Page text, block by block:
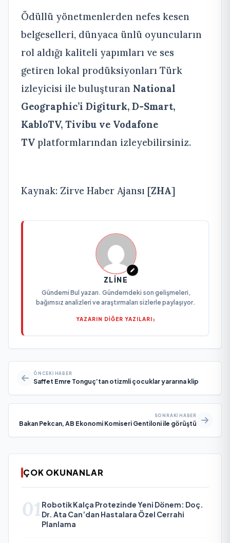
Ödüllü yönetmenlerden nefes kesen
belgeselleri, dünyaca ünlü oyuncuların
rol aldığı kaliteli yapımları ve ses
getiren lokal prodüksiyonları Türk
izleyicisi ile buluşturan National
Geographic’i Digiturk, D-Smart,
KabloTV, Tivibu ve Vodafone
TV platformlarından izleyebilirsiniz.
Kaynak: Zirve Haber Ajansı [ZHA]
ZLINE
Gündemi Bul yazarı. Gündemdeki son gelişmeleri,
bağımsız analizleri ve araştırmaları sizlerle paylaşıyor.
YAZARIN DİĞER YAZILARI
ÖNCEKI HABER
Saffet Emre Tonguç’tan otizmli çocuklar yararına klip
SONRAKI HABER
Bakan Pekcan, AB Ekonomi Komiseri Gentiloni ile görüştü
ÇOK OKUNANLAR
01 Robotik Kalça Protezinde Yeni Dönem: Doç.
Dr. Ata Can’dan Hastalara Özel Cerrahi
Planlama